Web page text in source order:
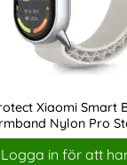
Xiaomi Smart
Nylon Pro
Logga in för att